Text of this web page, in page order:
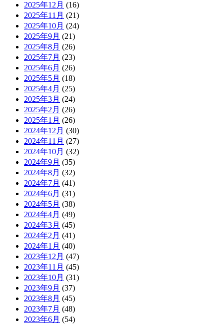
2025年12月 (16)
2025年11月 (21)
2025年10月 (24)
2025年9月 (21)
2025年8月 (26)
2025年7月 (23)
2025年6月 (26)
2025年5月 (18)
2025年4月 (25)
2025年3月 (24)
2025年2月 (26)
2025年1月 (26)
2024年12月 (30)
2024年11月 (27)
2024年10月 (32)
2024年9月 (35)
2024年8月 (32)
2024年7月 (41)
2024年6月 (31)
2024年5月 (38)
2024年4月 (49)
2024年3月 (45)
2024年2月 (41)
2024年1月 (40)
2023年12月 (47)
2023年11月 (45)
2023年10月 (31)
2023年9月 (37)
2023年8月 (45)
2023年7月 (48)
2023年6月 (54)